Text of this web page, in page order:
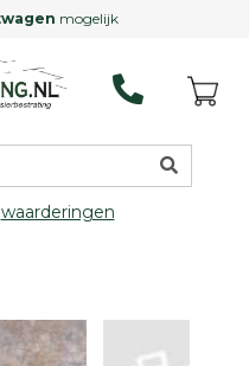
Laagste prijsgarantie
waarderingen